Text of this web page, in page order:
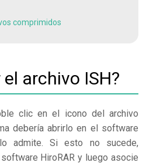
comprimidos
archivo ISH?
clic en el icono del archivo
debería abrirlo en el software
admite. Si esto no sucede,
HiroRAR y luego asocie